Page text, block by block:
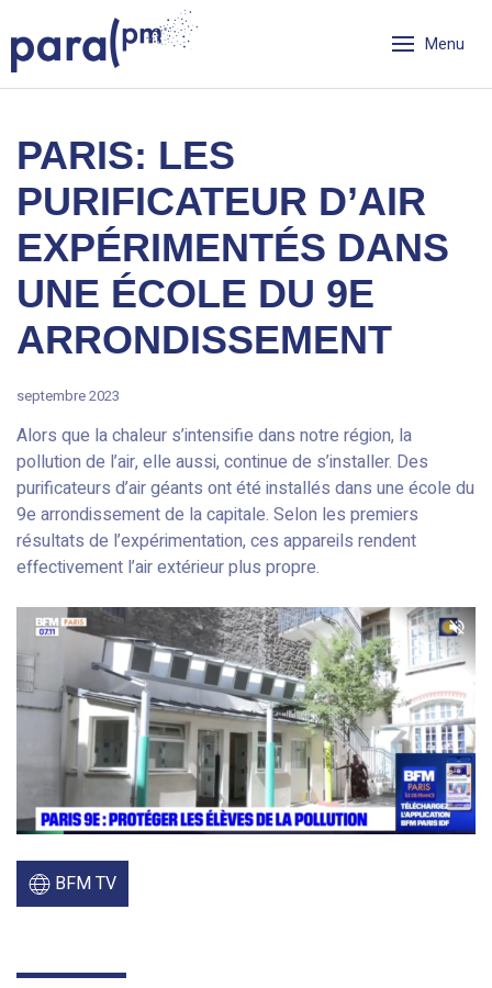
to
content
Para PM
Menu
PARIS: LES
PURIFICATEUR D’AIR
EXPÉRIMENTÉS DANS
UNE ÉCOLE DU 9E
ARRONDISSEMENT
septembre 2023
Alors que la chaleur s’intensifie dans notre région, la
pollution de l’air, elle aussi, continue de s’installer. Des
purificateurs d’air géants ont été installés dans une école du
9e arrondissement de la capitale. Selon les premiers
résultats de l’expérimentation, ces appareils rendent
effectivement l’air extérieur plus propre.
BFM TV
Cookies management panel